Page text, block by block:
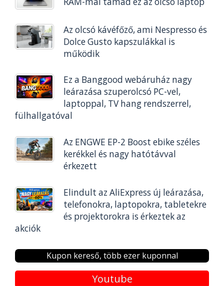
Az olcsó kávéfőző, ami Nespresso és
Dolce Gusto kapszulákkal is
működik
Ez a Banggood webáruház nagy
leárazása szuperolcsó PC-vel,
laptoppal, TV hang rendszerrel,
fülhallgatóval
Az ENGWE EP-2 Boost ebike széles
kerékkel és nagy hatótávval
érkezett
Elindult az AliExpress új leárazása,
telefonokra, laptopokra, tabletekre
és projektorokra is érkeztek az
akciók
Kupon kereső, több ezer kuponnal
Youtube